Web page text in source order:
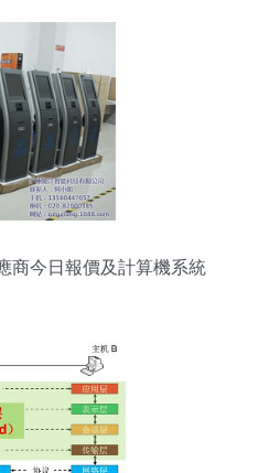
商今日報價及計算機系統